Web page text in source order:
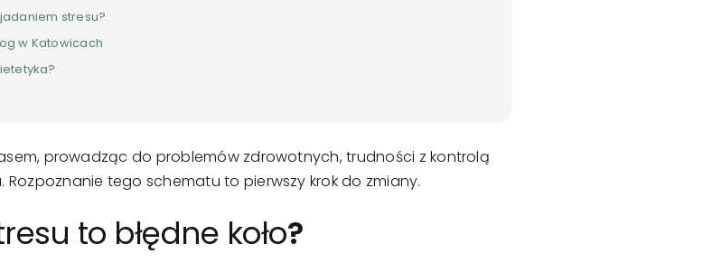
stresu?
w Katowicach
prowadząc do problemów zdrowotnych, trudności z kontrolą
tego schematu to pierwszy krok do zmiany.
to błędne koło?